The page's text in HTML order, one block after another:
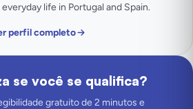
life in Portugal and Spain.
perfil completo
se você se qualifica?
gratuito de 2 minutos e